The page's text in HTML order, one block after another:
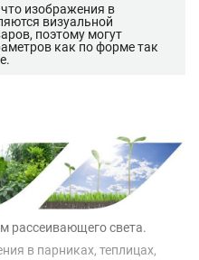
изображения в
визуальной
поэтому могут
как по форме так
рассеивающего света.
в парниках, теплицах,